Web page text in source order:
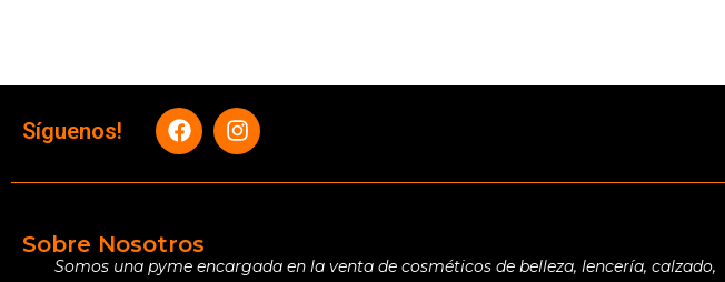
Síguenos!
Sobre Nosotros
Somos una pyme encargada en la venta de cosméticos de belleza, lencería, calzado,